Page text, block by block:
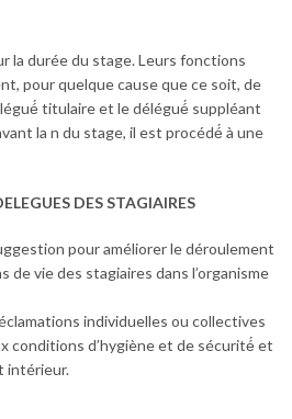
la durée du stage. Leurs fonctions
pour quelque cause que ce soit, de
titulaire et le délégué́ suppléant
la n du stage, il est procédé́ à une
DES STAGIAIRES
pour améliorer le déroulement
vie des stagiaires dans l’organisme
individuelles ou collectives
conditions d’hygiène et de sécurité́ et
intérieur.